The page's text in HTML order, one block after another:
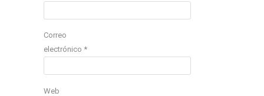
Correo
electrónico *
Web